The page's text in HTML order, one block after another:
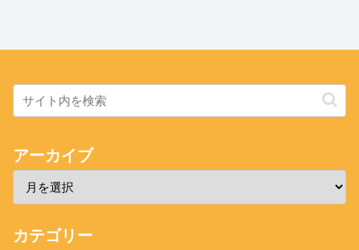
アーカイブ
カテゴリー